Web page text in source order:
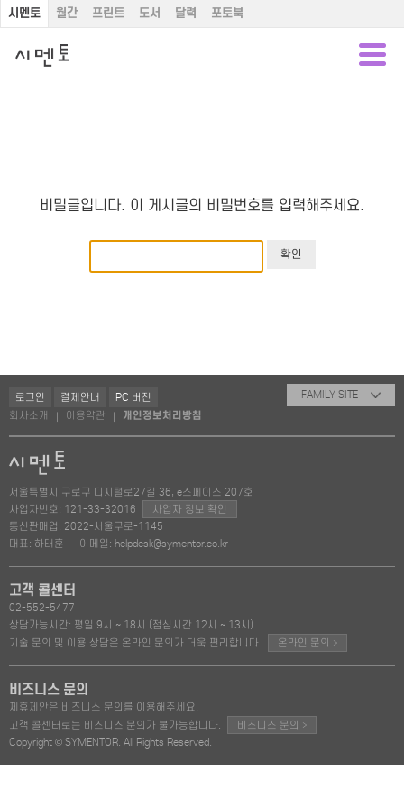
시멘토 월간 프린트 도서 달력 포토북
비밀글입니다. 이 게시글의 비밀번호를 입력해주세요.
로그인 결제안내
PC 버전
회사소개
이용약관 개인정보처리방침
FAMILY SITE
서울특별시 구로구 디지털로27길 36, e스페이스 207호
사업자번호: 121-33-32016
사업자 정보 확인
통신판매업: 2022-서울구로-1145
대표: 하태훈
이메일: helpdesk@symentor.co.kr
고객 콜센터
02-552-5477
상담가능시간: 평일 9시 ~ 18시 (점심시간 12시 ~ 13시)
기술 문의 및 이용 상담은 온라인 문의가 더욱 편리합니다.
온라인 문의 >
비즈니스 문의
제휴제안은 비즈니스 문의를 이용해주세요.
고객 콜센터로는 비즈니스 문의가 불가능합니다.
비즈니스 문의 >
Copyright © SYMENTOR. All Rights Reserved.